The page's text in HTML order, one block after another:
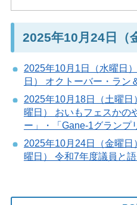
2025年10月24日（
2025年10月1日（水曜日
日） オクトーバー・ラン
2025年10月18日（土曜
曜日） おいもフェスかの
ー」・「Gane-1グランプ
2025年10月24日（金曜
曜日） 令和7年度議員と